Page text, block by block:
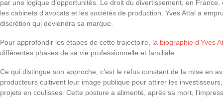
par une logique d’opportunités. Le droit du divertissement, en
les cabinets d’avocats et les sociétés de production. Yves Attal a
discrétion qui deviendra sa marque.
Pour approfondir les étapes de cette trajectoire, la biographie d’Yves
différentes phases de sa vie professionnelle et familiale.
Ce qui distingue son approche, c’est le refus constant de la mise en
producteurs cultivent leur image publique pour attirer les
projets en coulisses. Cette posture a alimenté, après sa mort,